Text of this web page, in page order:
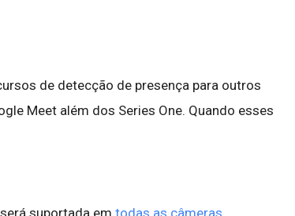
de detecção de presença para outros
Meet além dos Series One. Quando esses
suportada em todas as câmeras